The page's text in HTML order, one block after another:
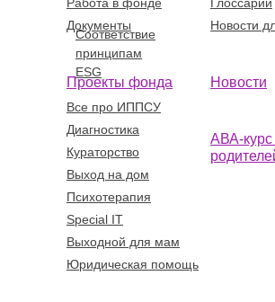
Документы
Соответствие
принципам
ESG
Новости
Проекты фонда
Все про ИППСУ
Диагностика
Кураторство
Выход на дом
Психотерапия
Special IT
Выходной для мам
Юридическая помощь
Новости
АВА-курс